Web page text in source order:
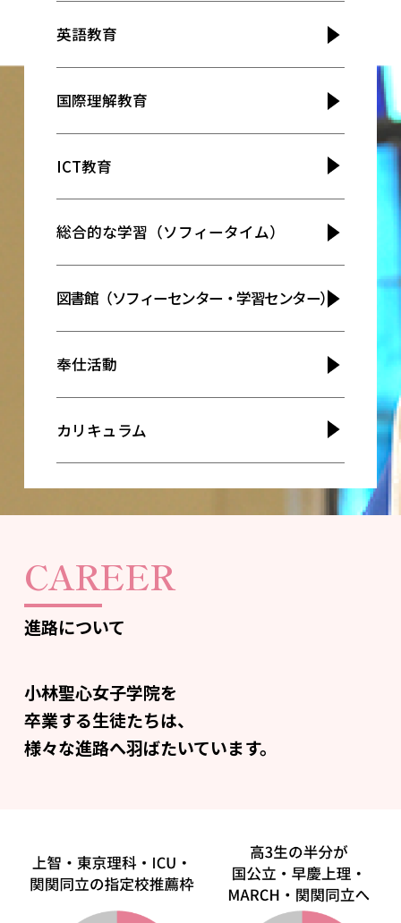
英語教育
国際理解教育
ICT教育
総合的な学習（ソフィータイム）
図書館（ソフィーセンター・学習センター）
奉仕活動
カリキュラム
CAREER
進路について
小林聖心女子学院を
卒業する生徒たちは、
様々な進路へ羽ばたいています。